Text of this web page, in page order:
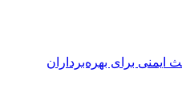
برای بهره‌برداران